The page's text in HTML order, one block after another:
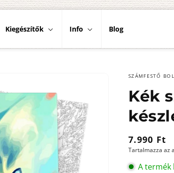
Kiegészítők Info Blog
SZÁMFESTŐ
Kék
Normál
ár
7.990 Ft
Tartalmazza az
A termék